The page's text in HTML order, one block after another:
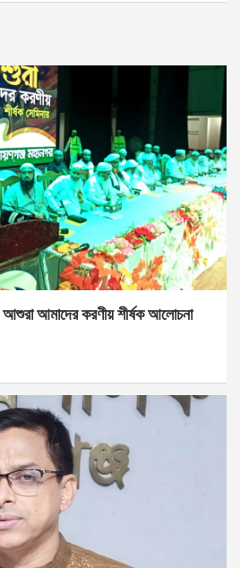
আমাদের করণীয় শীর্ষক আলোচনা